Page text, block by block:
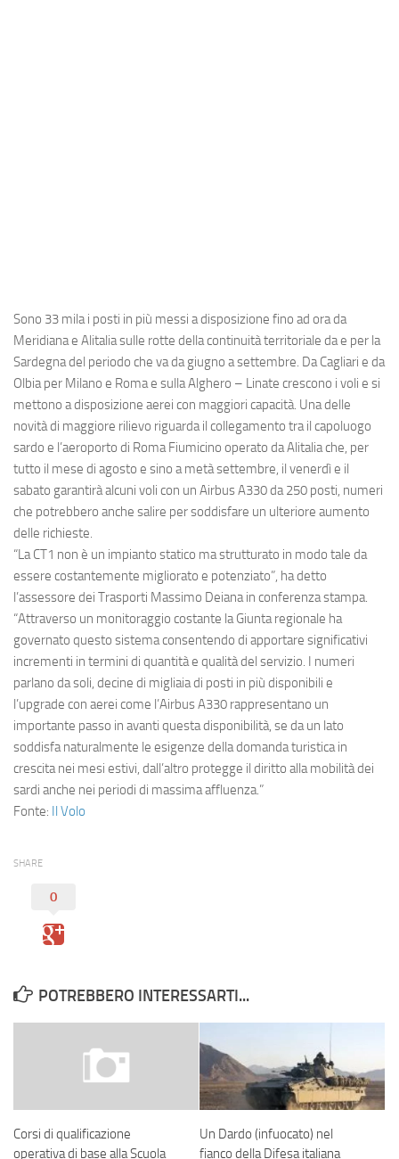
Incidenti
Industria
Eventi
Sono 33 mila i posti in più messi a disposizione fino ad ora da
Meridianae Alitaliasulle rotte della continuità territoriale da e per la
Sardegna del periodo che va da giugno a settembre. Da Cagliari e da
Olbia per Milano e Roma e sulla Alghero – Linate crescono i voli e si
mettono a disposizione aerei con maggiori capacità. Una delle
novità di maggiore rilievo riguarda il collegamento tra il capoluogo
sardo e l’aeroporto di Roma Fiumicino operato daAlitaliache, per
tutto il mese di agosto e sino a metà settembre, il venerdì e il
sabato garantirà alcuni voli con un Airbus A330da 250 posti, numeri
che potrebbero anche salire per soddisfare un ulteriore aumento
delle richieste.
“La CT1 non è un impianto statico ma strutturato in modo tale da
essere costantemente migliorato e potenziato”, ha detto
l’assessore dei Trasporti Massimo Deiana in conferenza stampa.
“Attraverso un monitoraggio costante la Giunta regionale ha
governato questo sistema consentendo di apportare significativi
incrementi in termini di quantità e qualità del servizio. I numeri
parlano da soli, decine di migliaia di posti in più disponibili e
l’upgrade con aerei come l’Airbus A330 rappresentano un
importante passo in avanti questa disponibilità, se da un lato
soddisfa naturalmente le esigenze della domanda turistica in
crescita nei mesi estivi, dall’altro protegge il diritto alla mobilità dei
sardi anche nei periodi di massima affluenza.”
Fonte: Il Volo
SHARE
0
POTREBBERO INTERESSARTI...
Corsi di qualificazione
operativa di base alla Scuola
Un Dardo (infuocato) nel
fianco della Difesa italiana